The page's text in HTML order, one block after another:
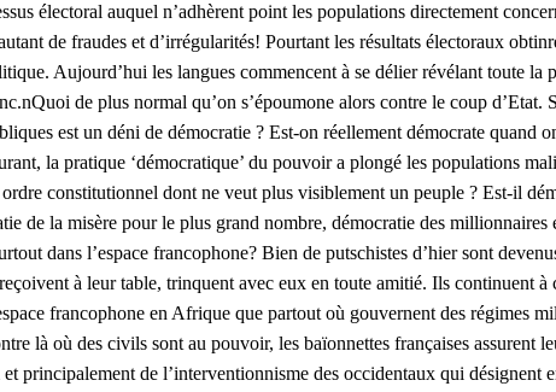
électoral auquel n’adhèrent point les populations directement
de fraudes et d’irrégularités! Pourtant les résultats électoraux
Aujourd’hui les langues commencent à se délier révélant toute la
de plus normal qu’on s’époumone alors contre le coup
est un déni de démocratie ? Est-on réellement démocrate quand
la pratique ‘démocratique’ du pouvoir a plongé les populations
constitutionnel dont ne veut plus visiblement un peuple ? Est-il
de la misère pour le plus grand nombre, démocratie des
dans l’espace francophone? Bien de putschistes d’hier sont
à leur table, trinquent avec eux en toute amitié. Ils continuent
francophone en Afrique que partout où gouvernent des régimes
là où des civils sont au pouvoir, les baïonnettes françaises assurent
principalement de l’interventionnisme des occidentaux qui désignent